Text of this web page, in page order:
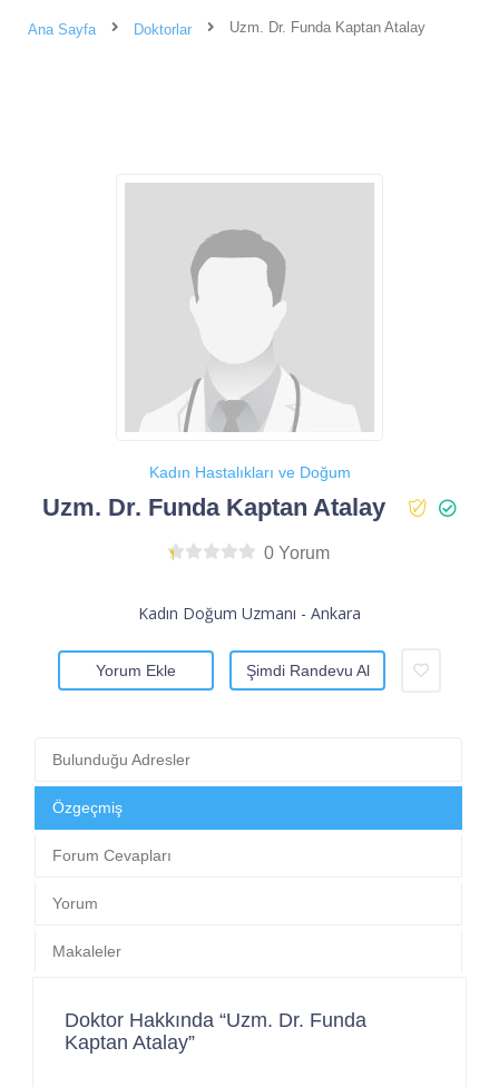
Ana Sayfa Doktorlar Uzm. Dr. Funda Kaptan Atalay
Kadın Hastalıkları ve Doğum
Uzm. Dr. Funda Kaptan Atalay
0 Yorum
Kadın Doğum Uzmanı - Ankara
Yorum Ekle Şimdi Randevu Al
Bulunduğu Adresler
Özgeçmiş
Forum Cevapları
Yorum
Makaleler
Doktor Hakkında “Uzm. Dr. Funda
Kaptan Atalay”